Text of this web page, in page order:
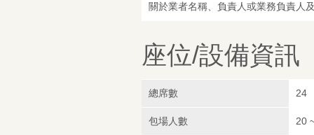
關於業者名稱、負責人或業務負責人
座位/設備資訊
總席數 24
包場人數 20